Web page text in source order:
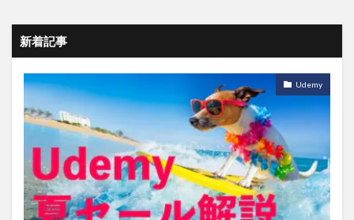
新着記事
Udemy